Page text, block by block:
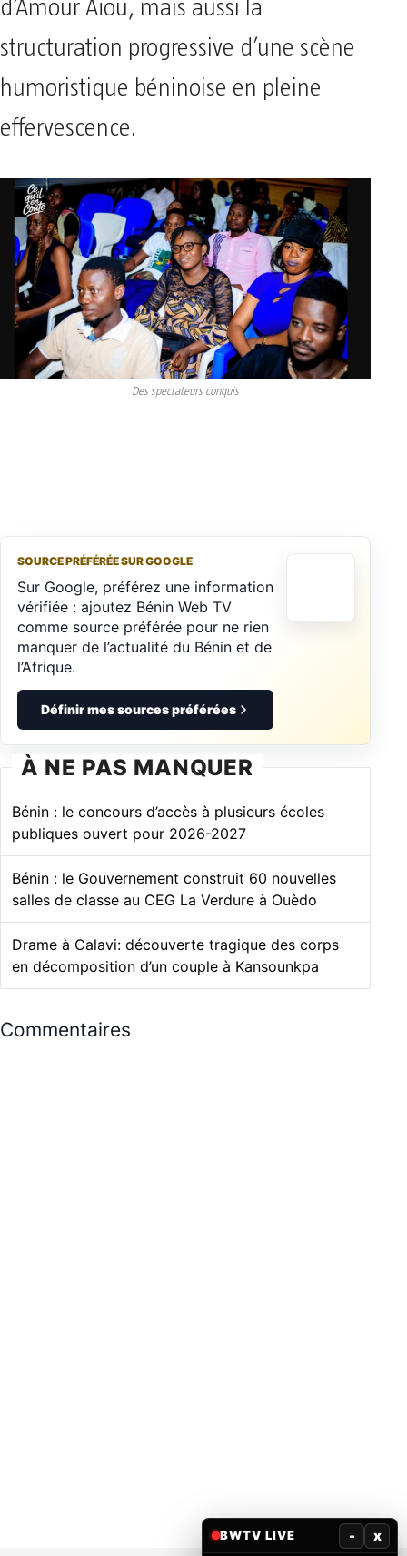
d’Amour Aïou, mais aussi la
structuration progressive d’une scène
humoristique béninoise en pleine
effervescence.
Des spectateurs conquis
SOURCE PRÉFÉRÉE SUR GOOGLE
Sur Google, préférez une information
vérifiée : ajoutez Bénin Web TV
comme source préférée pour ne rien
manquer de l’actualité du Bénin et de
l’Afrique.
Définir mes sources préférées
À NE PAS MANQUER
Bénin : le concours d’accès à plusieurs écoles
publiques ouvert pour 2026-2027
Bénin : le Gouvernement construit 60 nouvelles
salles de classe au CEG La Verdure à Ouèdo
Drame à Calavi: découverte tragique des corps
en décomposition d’un couple à Kansounkpa
Commentaires
BWTV LIVE - x